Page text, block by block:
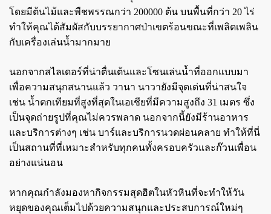
โดยมีต้นไม้และพืชพรรณกว่า 200000 ต้น บนพื้นที่กว่า 20 ไร่
ทำให้คุณได้สัมผัสกับบรรยากาศป่าเขตร้อนขณะที่เพลิดเพลิน
กับเครื่องเล่นน้ำมากมาย
นอกจากสไลเดอร์ที่น่าตื่นเต้นและโซนเล่นน้ำที่ออกแบบมา
เพื่อความสนุกสนานแล้ว วานา นาวายังมีจุดเด่นที่น่าสนใจ
เช่น น้ำตกเทียมที่สูงที่สุดในเอเชียที่มีความสูงถึง 31 เมตร ซึ่ง
เป็นจุดถ่ายรูปที่คุณไม่ควรพลาด นอกจากนี้ยังมีร้านอาหาร
และบริการต่างๆ เช่น บาร์และบริการนวดผ่อนคลาย ทำให้ที่นี่
เป็นสถานที่ที่เหมาะสำหรับทุกคนทั้งครอบครัวและก๊วนเพื่อน
อย่างแน่นอน
หากคุณกำลังมองหากิจกรรมสุดฮิตในหัวหินที่จะทำให้วัน
หยุดของคุณเต็มไปด้วยความสนุกและประสบการณ์ใหม่ๆ